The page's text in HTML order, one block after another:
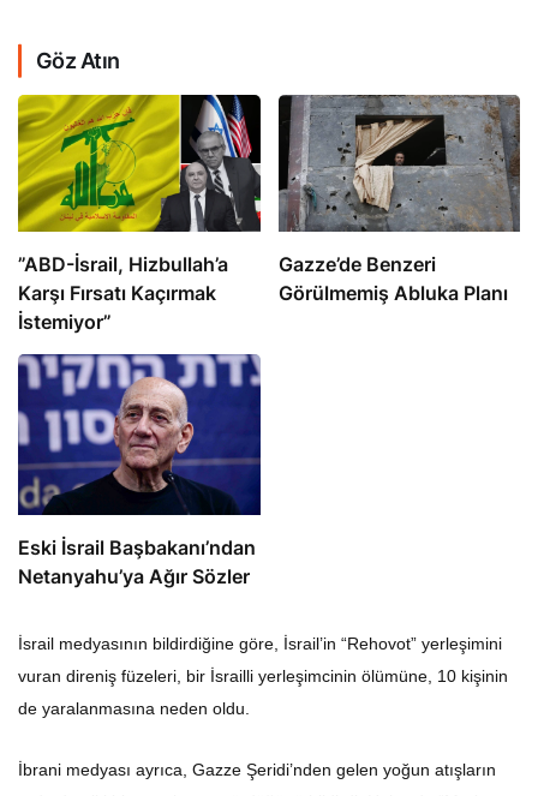
Göz Atın
​​​​​​​”ABD-İsrail, Hizbullah’a
Karşı Fırsatı Kaçırmak
İstemiyor”
​​​​​​​Gazze’de Benzeri
Görülmemiş Abluka Planı
Eski İsrail Başbakanı’ndan
Netanyahu’ya Ağır Sözler
İsrail medyasının bildirdiğine göre, İsrail’in “Rehovot” yerleşimini
vuran direniş füzeleri, bir İsrailli yerleşimcinin ölümüne, 10 kişinin
de yaralanmasına neden oldu.
İbrani medyası ayrıca, Gazze Şeridi’nden gelen yoğun atışların